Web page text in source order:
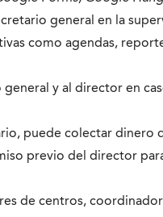
general en la
como agendas,
general y al director en
puede colectar dinero
previo del director
de centros,